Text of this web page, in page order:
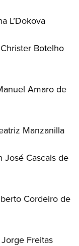
Botelho
Amaro de
Manzanilla
Cascais de
Cordeiro de
Freitas